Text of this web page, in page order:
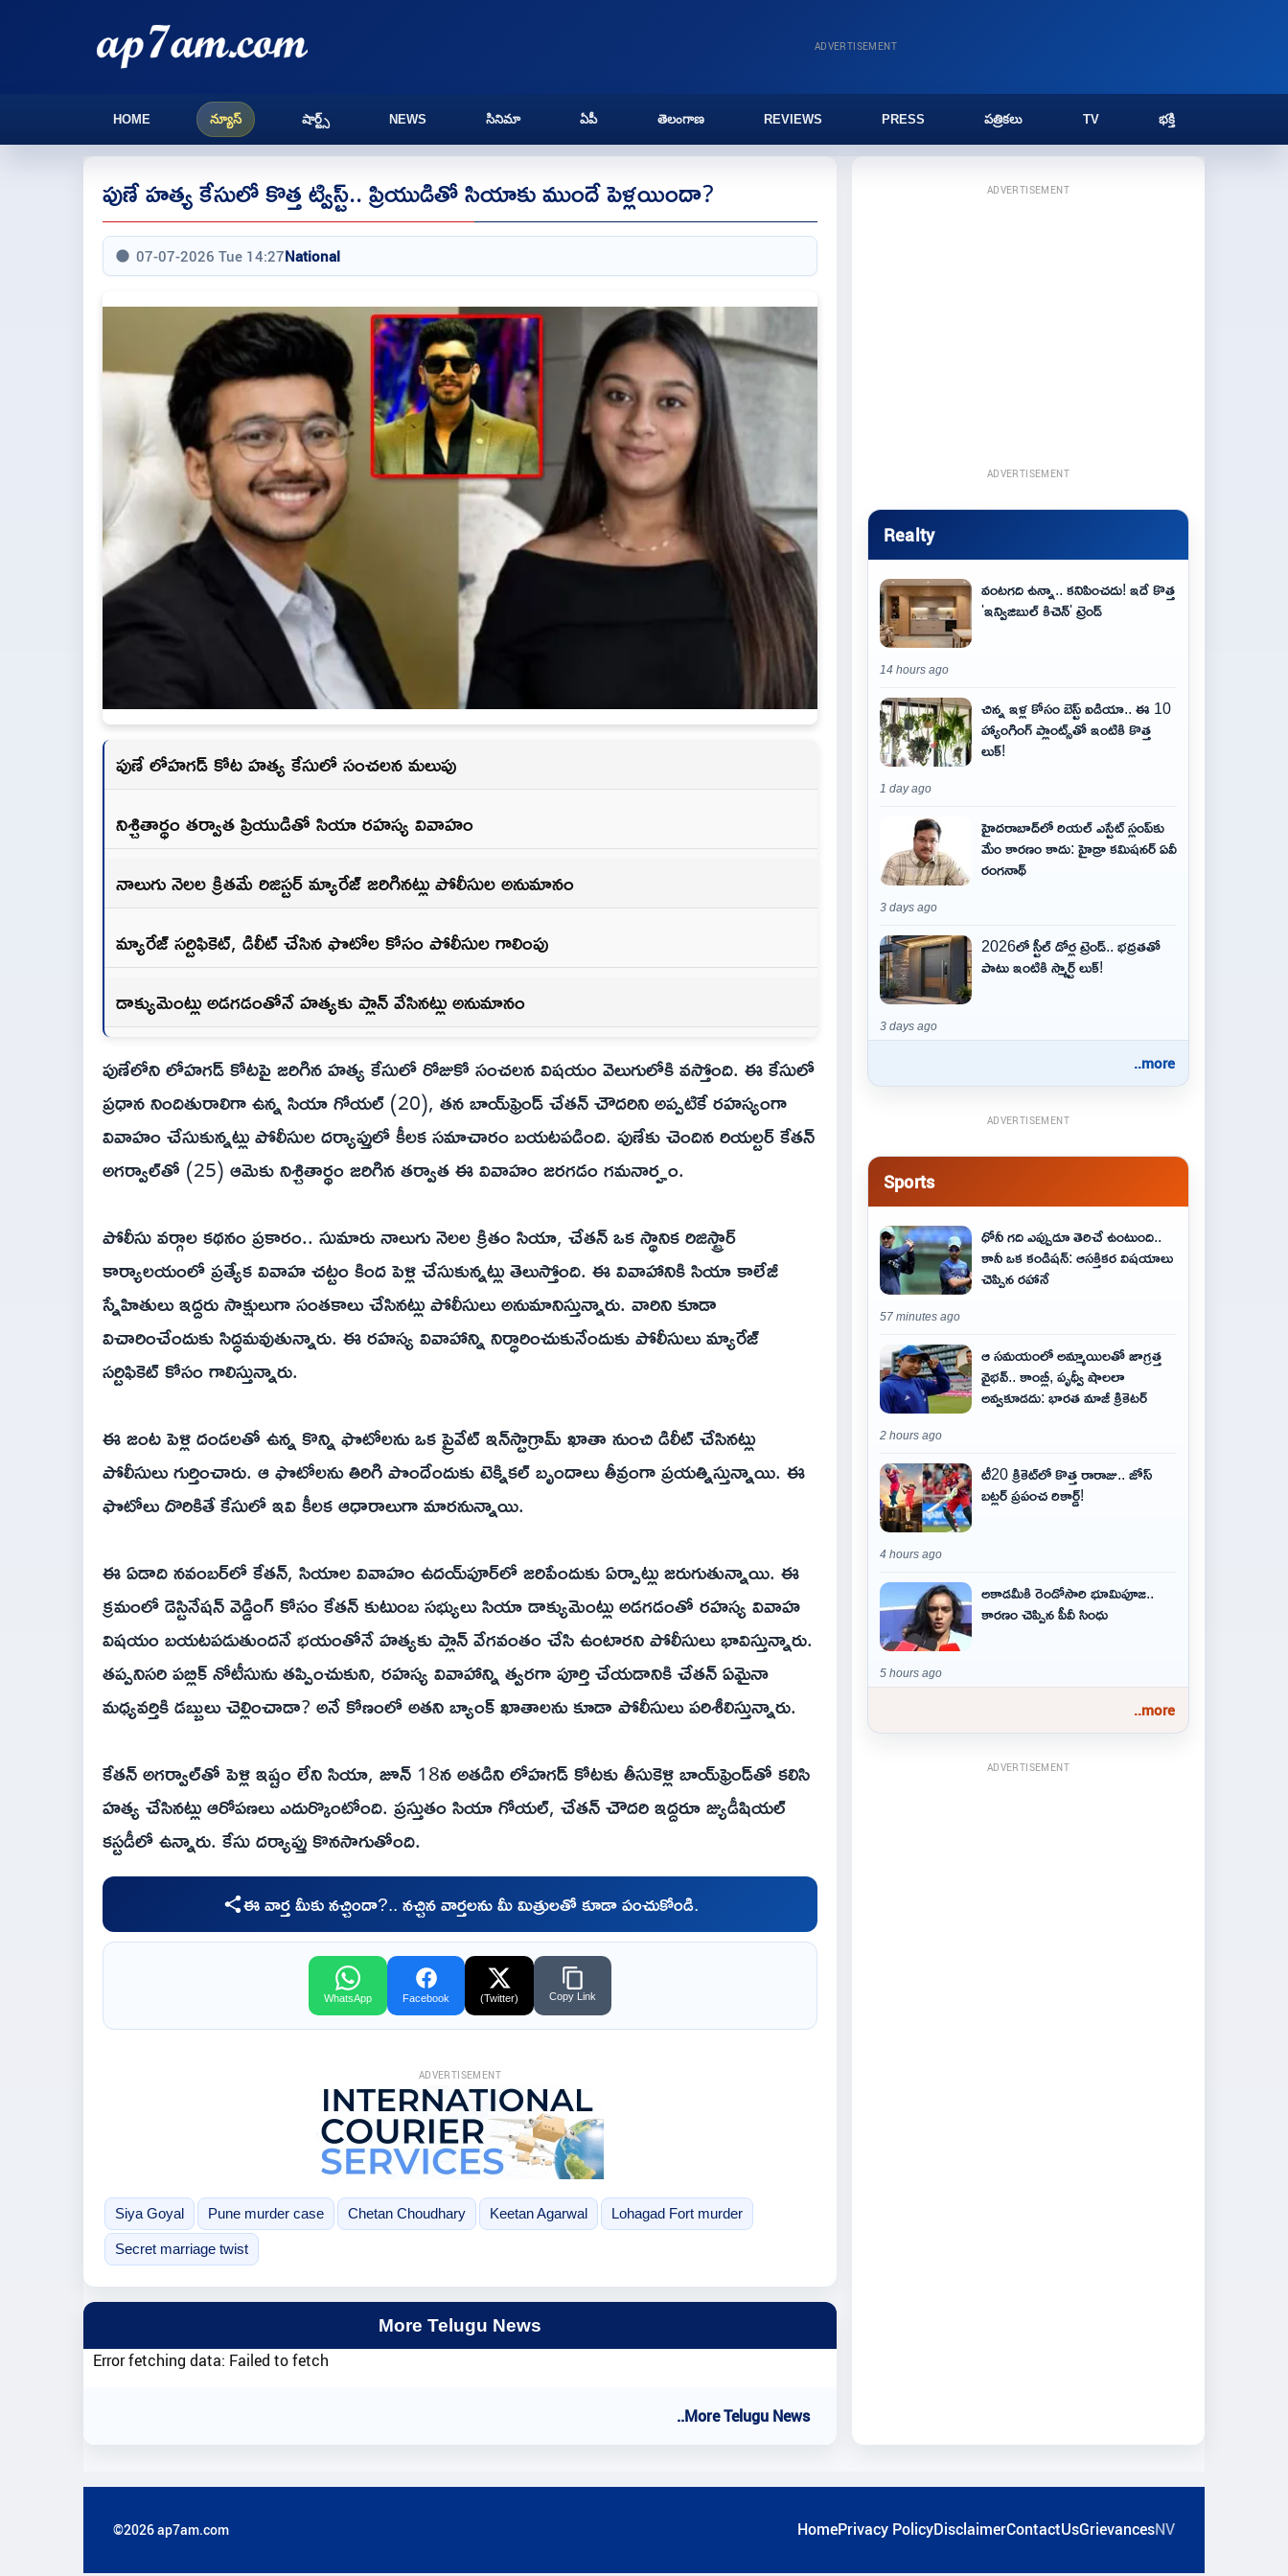
ADVERTISEMENT
HOME న్యూస్ షార్ట్స్ NEWS సినిమా ఏపీ తెలంగాణ REVIEWS PRESS పత్రికలు TV భక్తి
పుణే హత్య కేసులో కొత్త ట్విస్ట్.. ప్రియుడితో సియాకు ముందే పెళ్లయిందా?
07-07-2026 Tue 14:27National
పుణే లోహగడ్ కోట హత్య కేసులో సంచలన మలుపు
నిశ్చితార్థం తర్వాత ప్రియుడితో సియా రహస్య వివాహం
నాలుగు నెలల క్రితమే రిజిస్టర్ మ్యారేజ్ జరిగినట్లు పోలీసుల అనుమానం
మ్యారేజ్ సర్టిఫికెట్, డిలీట్ చేసిన ఫొటోల కోసం పోలీసుల గాలింపు
డాక్యుమెంట్లు అడగడంతోనే హత్యకు ప్లాన్ వేసినట్లు అనుమానం
పుణేలోని లోహగడ్ కోటపై జరిగిన హత్య కేసులో రోజుకో సంచలన విషయం వెలుగులోకి వస్తోంది. ఈ కేసులో
ప్రధాన నిందితురాలిగా ఉన్న సియా గోయల్ (20), తన బాయ్‌ఫ్రెండ్ చేతన్ చౌదరిని అప్పటికే రహస్యంగా
వివాహం చేసుకున్నట్లు పోలీసుల దర్యాప్తులో కీలక సమాచారం బయటపడింది. పుణేకు చెందిన రియల్టర్ కేతన్
అగర్వాల్‌తో (25) ఆమెకు నిశ్చితార్థం జరిగిన తర్వాత ఈ వివాహం జరగడం గమనార్హం.
పోలీసు వర్గాల కథనం ప్రకారం.. సుమారు నాలుగు నెలల క్రితం సియా, చేతన్ ఒక స్థానిక రిజిస్ట్రార్
కార్యాలయంలో ప్రత్యేక వివాహ చట్టం కింద పెళ్లి చేసుకున్నట్లు తెలుస్తోంది. ఈ వివాహానికి సియా కాలేజీ
స్నేహితులు ఇద్దరు సాక్షులుగా సంతకాలు చేసినట్లు పోలీసులు అనుమానిస్తున్నారు. వారిని కూడా
విచారించేందుకు సిద్ధమవుతున్నారు. ఈ రహస్య వివాహాన్ని నిర్ధారించుకునేందుకు పోలీసులు మ్యారేజ్
సర్టిఫికెట్ కోసం గాలిస్తున్నారు.
ఈ జంట పెళ్లి దండలతో ఉన్న కొన్ని ఫొటోలను ఒక ప్రైవేట్ ఇన్‌స్టాగ్రామ్ ఖాతా నుంచి డిలీట్ చేసినట్లు
పోలీసులు గుర్తించారు. ఆ ఫొటోలను తిరిగి పొందేందుకు టెక్నికల్ బృందాలు తీవ్రంగా ప్రయత్నిస్తున్నాయి. ఈ
ఫొటోలు దొరికితే కేసులో ఇవి కీలక ఆధారాలుగా మారనున్నాయి.
ఈ ఏడాది నవంబర్‌లో కేతన్, సియాల వివాహం ఉదయ్‌పూర్‌లో జరిపేందుకు ఏర్పాట్లు జరుగుతున్నాయి. ఈ
క్రమంలో డెస్టినేషన్ వెడ్డింగ్ కోసం కేతన్ కుటుంబ సభ్యులు సియా డాక్యుమెంట్లు అడగడంతో రహస్య వివాహ
విషయం బయటపడుతుందనే భయంతోనే హత్యకు ప్లాన్ వేగవంతం చేసి ఉంటారని పోలీసులు భావిస్తున్నారు.
తప్పనిసరి పబ్లిక్ నోటీసును తప్పించుకుని, రహస్య వివాహాన్ని త్వరగా పూర్తి చేయడానికి చేతన్ ఏమైనా
మధ్యవర్తికి డబ్బులు చెల్లించాడా? అనే కోణంలో అతని బ్యాంక్ ఖాతాలను కూడా పోలీసులు పరిశీలిస్తున్నారు.
కేతన్ అగర్వాల్‌తో పెళ్లి ఇష్టం లేని సియా, జూన్ 18న అతడిని లోహగడ్ కోటకు తీసుకెళ్లి బాయ్‌ఫ్రెండ్‌తో కలిసి
హత్య చేసినట్లు ఆరోపణలు ఎదుర్కొంటోంది. ప్రస్తుతం సియా గోయల్, చేతన్ చౌదరి ఇద్దరూ జ్యుడీషియల్
కస్టడీలో ఉన్నారు. కేసు దర్యాప్తు కొనసాగుతోంది.
ఈ వార్త మీకు నచ్చిందా?.. నచ్చిన వార్తలను మీ మిత్రులతో కూడా పంచుకోండి.
WhatsApp Facebook (Twitter) Copy Link
ADVERTISEMENT
Siya Goyal Pune murder case Chetan Choudhary Keetan Agarwal Lohagad Fort murder
Secret marriage twist
More Telugu News
Error fetching data: Failed to fetch
..More Telugu News
ADVERTISEMENT
ADVERTISEMENT
Realty
వంటగది ఉన్నా.. కనిపించదు! ఇదే కొత్త
'ఇన్విజిబుల్ కిచెన్' ట్రెండ్
14 hours ago
చిన్న ఇళ్ల కోసం బెస్ట్ ఐడియా.. ఈ 10
హ్యాంగింగ్ ప్లాంట్స్‌తో ఇంటికి కొత్త
లుక్!
1 day ago
హైదరాబాద్‌లో రియల్ ఎస్టేట్ స్లంప్‌కు
మేం కారణం కాదు: హైడ్రా కమిషనర్ ఏవీ
రంగనాథ్
3 days ago
2026లో స్టీల్ డోర్ల ట్రెండ్.. భద్రతతో
పాటు ఇంటికి స్మార్ట్ లుక్!
3 days ago
..more
ADVERTISEMENT
Sports
ధోనీ గది ఎప్పుడూ తెరిచే ఉంటుంది..
కానీ ఒక కండిషన్: ఆసక్తికర విషయాలు
చెప్పిన రహానే
57 minutes ago
ఆ స‌మ‌యంలో అమ్మాయిల‌తో జాగ్ర‌త్త‌
వైభ‌వ్‌.. కాంబ్లీ, పృథ్వీ షాలలా
అవ్వ‌కూడ‌దు: భార‌త మాజీ క్రికెట‌ర్‌
2 hours ago
టీ20 క్రికెట్‌లో కొత్త రారాజు.. జోస్
బట్లర్ ప్ర‌పంచ రికార్డ్‌!
4 hours ago
అకాడమీకి రెండోసారి భూమిపూజ..
కారణం చెప్పిన పీవీ సింధు
5 hours ago
..more
ADVERTISEMENT
©2026 ap7am.com HomePrivacy PolicyDisclaimerContactUsGrievancesNV